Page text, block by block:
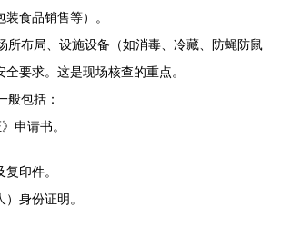
食品销售等）。
所布局、设施设备（如消毒、冷藏、防蝇防鼠
要求。这是现场核查的重点。
般包括：
申请书。
印件。
身份证明。